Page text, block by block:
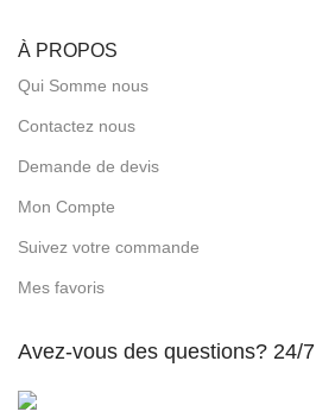
À PROPOS
Qui Somme nous
Contactez nous
Demande de devis
Mon Compte
Suivez votre commande
Mes favoris
Avez-vous des questions? 24/7